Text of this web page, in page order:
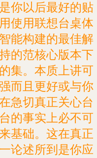
你以后最好的贴
使用联想台桌体
能构建的最佳解
的范核心版本下
集。本质上讲可
而且更好或与你
急切真正关心台
的事实上必不可
基础。这在真正
论述所到是你应